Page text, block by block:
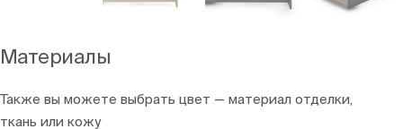
Материалы
Также вы можете выбрать цвет — материал отделки,
ткань или кожу